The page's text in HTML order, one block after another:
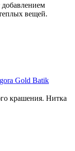
вещей.
Gold Batik
крашения. Нитка